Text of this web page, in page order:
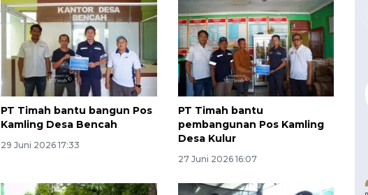
PT Timah bantu bangun Pos
Kamling Desa Bencah
29 Juni 2026 17:33
PT Timah bantu
pembangunan Pos Kamling
Desa Kulur
27 Juni 2026 16:07
musim kemarau